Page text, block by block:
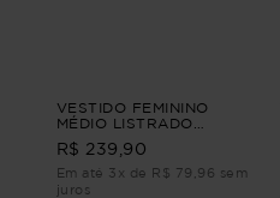
VESTIDO FEMININO
MÉDIO LISTRADO
BAHAMAS Bege G1
R$ 239,90
Em até 3x de R$ 79,96 sem
juros